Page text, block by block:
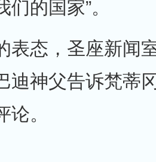
的国家”。
表态，圣座新闻
迪神父告诉梵蒂
。